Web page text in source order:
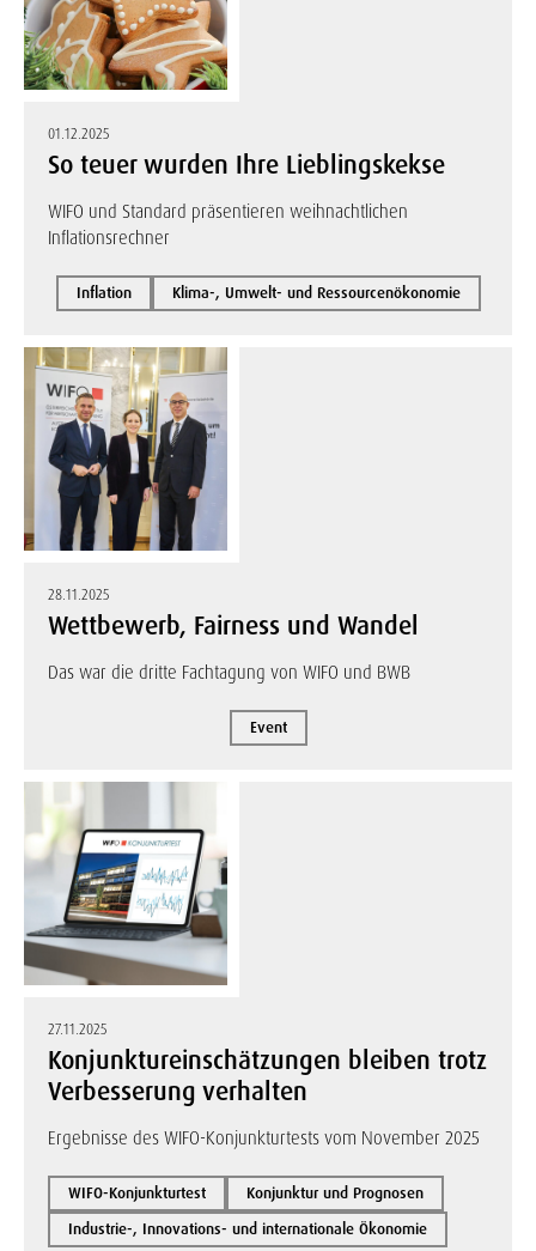
01.12.2025
So teuer wurden Ihre Lieblingskekse
WIFO und Standard präsentieren weihnachtlichen
Inflationsrechner
Inflation Klima-, Umwelt- und Ressourcenökonomie
28.11.2025
Wettbewerb, Fairness und Wandel
Das war die dritte Fachtagung von WIFO und BWB
Event
27.11.2025
Konjunktureinschätzungen bleiben trotz
Verbesserung verhalten
Ergebnisse des WIFO-Konjunkturtests vom November 2025
WIFO-Konjunkturtest
Konjunktur und Prognosen
Industrie-, Innovations- und internationale Ökonomie